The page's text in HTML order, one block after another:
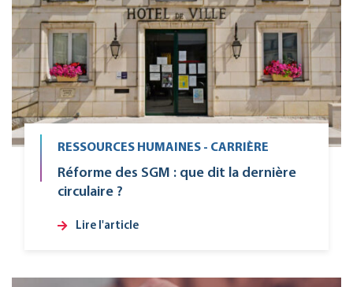
RESSOURCES HUMAINES - CARRIÈRE
Réforme des SGM : que dit la dernière
circulaire ?
Lire l'article